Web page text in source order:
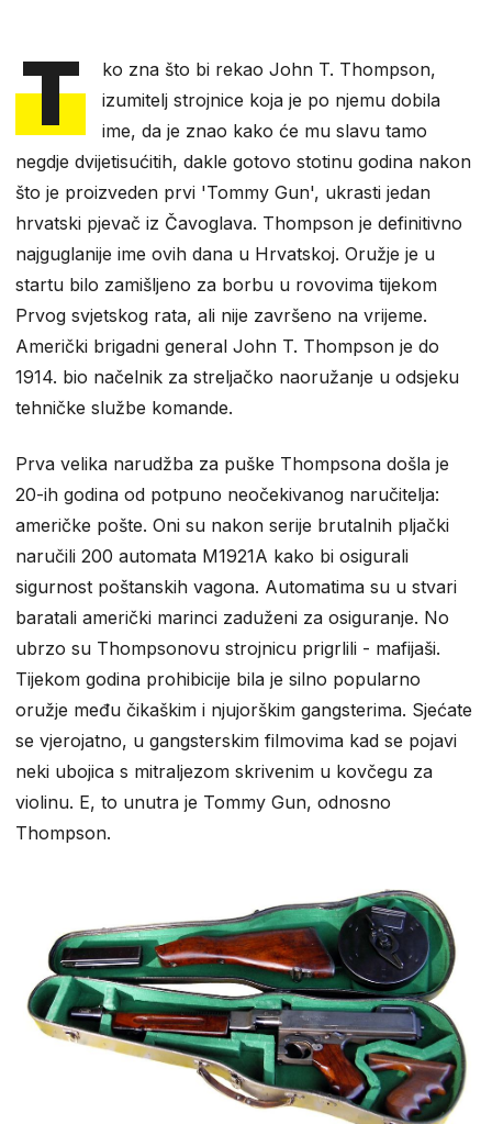
T
ko zna što bi rekao John T. Thompson,
izumitelj strojnice koja je po njemu dobila
ime, da je znao kako će mu slavu tamo
negdje dvijetisućitih, dakle gotovo stotinu godina nakon
što je proizveden prvi 'Tommy Gun', ukrasti jedan
hrvatski pjevač iz Čavoglava. Thompson je definitivno
najguglanije ime ovih dana u Hrvatskoj. Oružje je u
startu bilo zamišljeno za borbu u rovovima tijekom
Prvog svjetskog rata, ali nije završeno na vrijeme.
Američki brigadni general John T. Thompson je do
1914. bio načelnik za streljačko naoružanje u odsjeku
tehničke službe komande.
Prva velika narudžba za puške Thompsona došla je
20-ih godina od potpuno neočekivanog naručitelja:
američke pošte. Oni su nakon serije brutalnih pljački
naručili 200 automata M1921A kako bi osigurali
sigurnost poštanskih vagona. Automatima su u stvari
baratali američki marinci zaduženi za osiguranje. No
ubrzo su Thompsonovu strojnicu prigrlili - mafijaši.
Tijekom godina prohibicije bila je silno popularno
oružje među čikaškim i njujorškim gangsterima. Sjećate
se vjerojatno, u gangsterskim filmovima kad se pojavi
neki ubojica s mitraljezom skrivenim u kovčegu za
violinu. E, to unutra je Tommy Gun, odnosno
Thompson.